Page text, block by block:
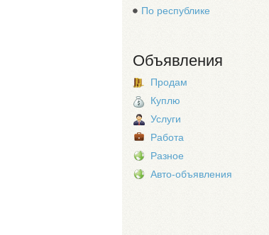
По республике
Объявления
Продам
Куплю
Услуги
Работа
Разное
Авто-объявления